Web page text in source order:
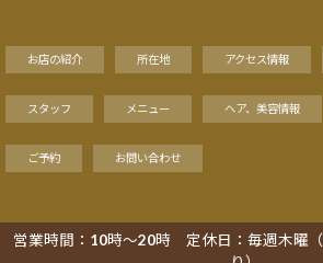
営業時間：10時～20時 定休日：毎週木曜
お店の紹介 所在地 アクセス情報
スタッフ メニュー ヘア、美容情報
ご予約 お問い合わせ
Copyright©